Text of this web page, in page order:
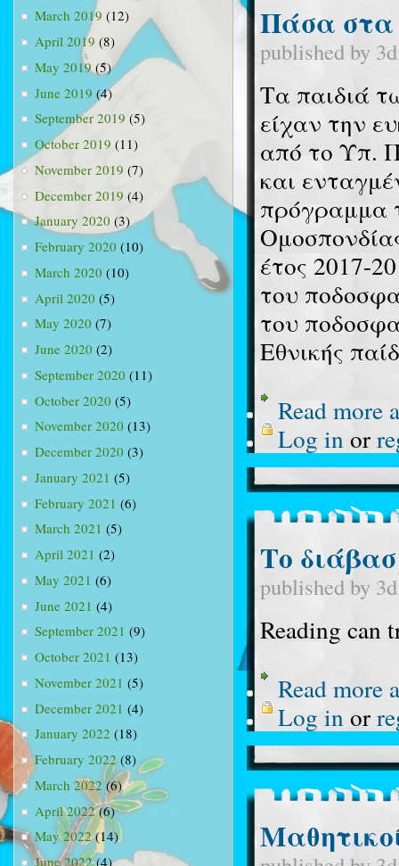
March 2019 (12)
April 2019 (8)
May 2019(5)
June 2019 (4)
September 2019 (5)
October 2019 (11)
November 2019 (7)
December 2019 (4)
January 2020 (3)
February 2020 (10)
March 2020 (10)
April 2020 (5)
May 2020 (7)
June 2020 (2)
September 2020 (11)
October 2020 (5)
November 2020 (13)
December 2020 (3)
January 2021 (5)
February 2021 (6)
March 2021 (5)
April 2021 (2)
May 2021 (6)
June 2021 (4)
September 2021 (9)
October 2021 (13)
November 2021 (5)
December 2021 (4)
January 2022 (18)
February 2022 (8)
March 2022(6)
April 2022(6)
May 2022(14)
June 2022(4)
Πάσα στα
published by
Τα παιδιά
είχαν την
από το Υπ.
και
πρόγραμμα
έτος 2017-
του
του
Εθνικής
Read more
Log inor
Το
published by
Reading can
Read more
Log in or